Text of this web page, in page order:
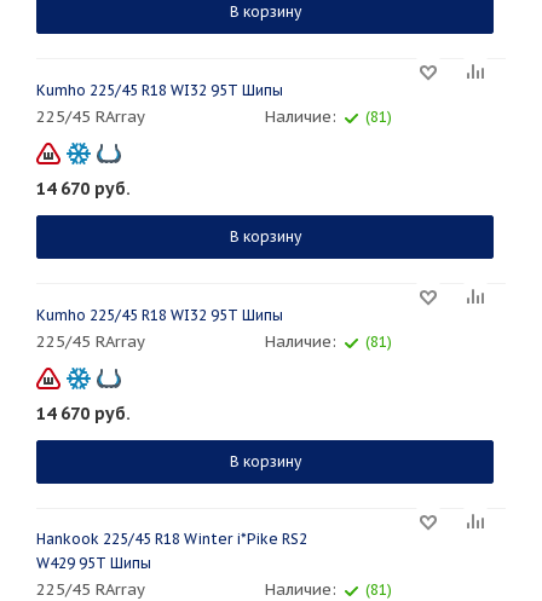
В корзину
Kumho 225/45 R18 WI32 95T Шипы
225/45 RArray Наличие: (81)
14 670 руб.
В корзину
Kumho 225/45 R18 WI32 95T Шипы
225/45 RArray Наличие: (81)
14 670 руб.
В корзину
Hankook 225/45 R18 Winter i*Pike RS2
W429 95T Шипы
225/45 RArray Наличие: (81)